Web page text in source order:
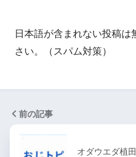
日本語が含まれない投稿
さい。（スパム対策）
前の記事
オダウエダ植